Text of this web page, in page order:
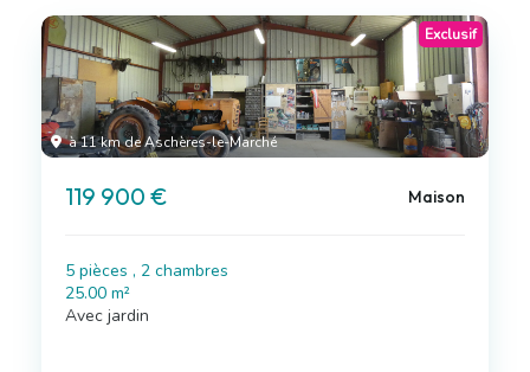
à 11 km de Aschères-le-Marché
Exclusif
119 900 € Maison
5 pièces , 2 chambres
25.00 m²
Avec jardin